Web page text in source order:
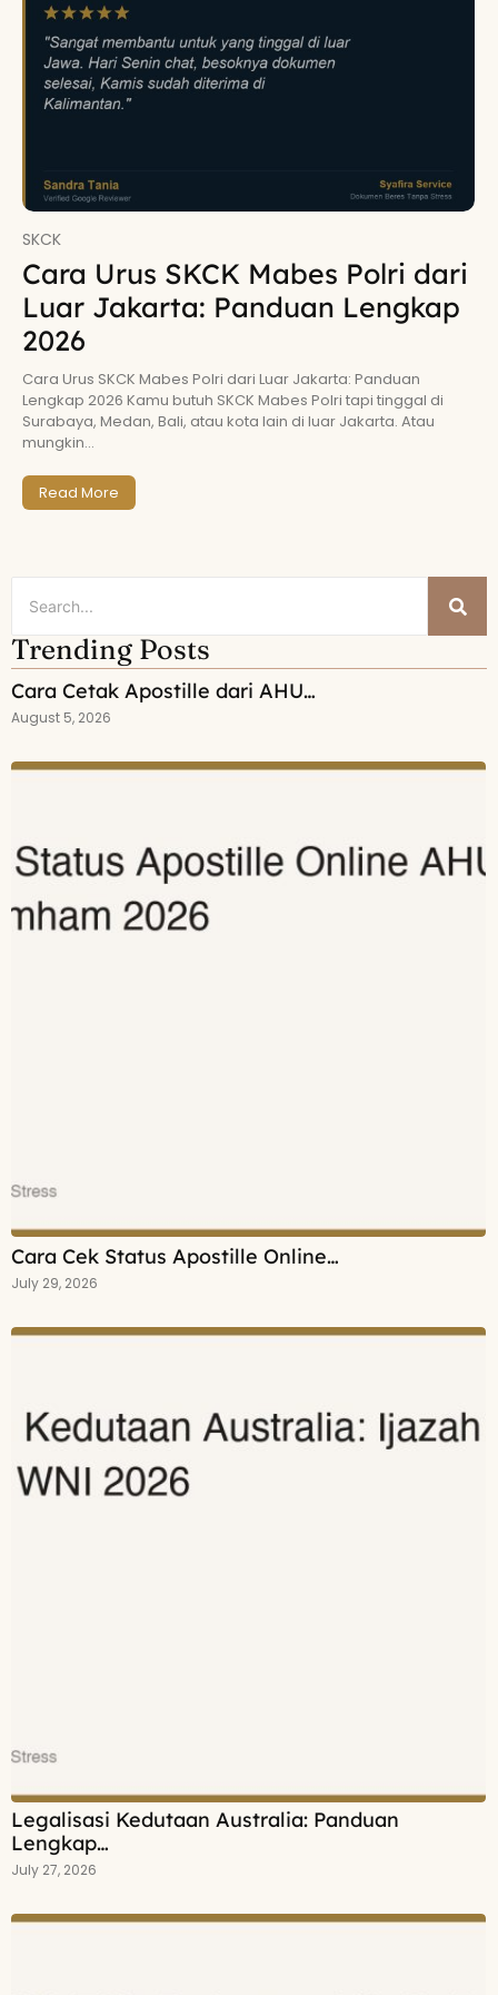
SKCK
Cara Urus SKCK Mabes Polri dari
Luar Jakarta: Panduan Lengkap
2026
Cara Urus SKCK Mabes Polri dari Luar Jakarta: Panduan
Lengkap 2026 Kamu butuh SKCK Mabes Polri tapi tinggal di
Surabaya, Medan, Bali, atau kota lain di luar Jakarta. Atau
mungkin...
Read More
Trending Posts
Cara Cetak Apostille dari AHU…
August 5, 2026
Cara Cek Status Apostille Online…
July 29, 2026
Legalisasi Kedutaan Australia: Panduan
Lengkap…
July 27, 2026